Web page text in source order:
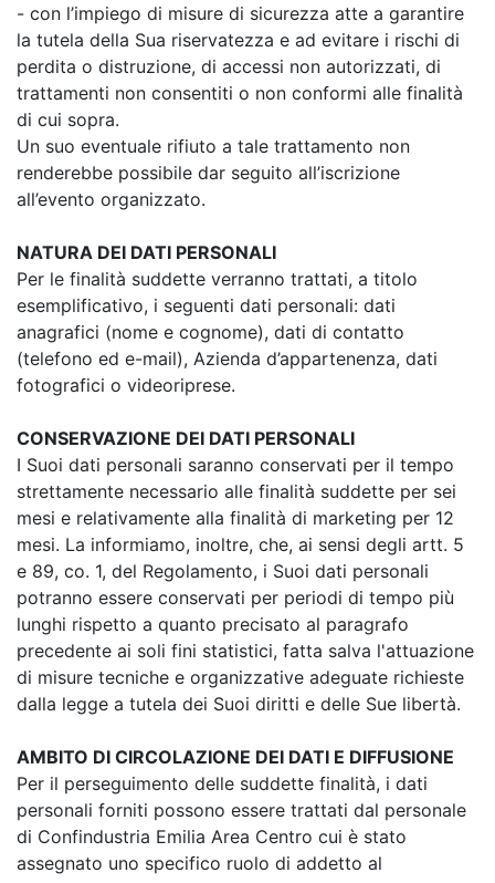
- con l’impiego di misure di sicurezza atte a garantire
la tutela della Sua riservatezza e ad evitare i rischi di
perdita o distruzione, di accessi non autorizzati, di
trattamenti non consentiti o non conformi alle finalità
di cui sopra.
Un suo eventuale rifiuto a tale trattamento non
renderebbe possibile dar seguito all’iscrizione
all’evento organizzato.
NATURA DEI DATI PERSONALI
Per le finalità suddette verranno trattati, a titolo
esemplificativo, i seguenti dati personali: dati
anagrafici (nome e cognome), dati di contatto
(telefono ed e-mail), Azienda d’appartenenza, dati
fotografici o videoriprese.
CONSERVAZIONE DEI DATI PERSONALI
I Suoi dati personali saranno conservati per il tempo
strettamente necessario alle finalità suddette per sei
mesi e relativamente alla finalità di marketing per 12
mesi. La informiamo, inoltre, che, ai sensi degli artt. 5
e 89, co. 1, del Regolamento, i Suoi dati personali
potranno essere conservati per periodi di tempo più
lunghi rispetto a quanto precisato al paragrafo
precedente ai soli fini statistici, fatta salva l'attuazione
di misure tecniche e organizzative adeguate richieste
dalla legge a tutela dei Suoi diritti e delle Sue libertà.
AMBITO DI CIRCOLAZIONE DEI DATI E DIFFUSIONE
Per il perseguimento delle suddette finalità, i dati
personali forniti possono essere trattati dal personale
di Confindustria Emilia Area Centro cui è stato
assegnato uno specifico ruolo di addetto al